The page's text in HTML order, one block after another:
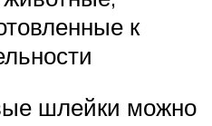
к
шлейки можно